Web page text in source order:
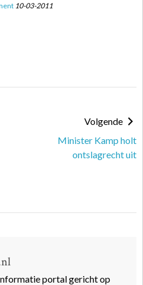
10-03-2011
Volgende
Minister Kamp holt
ontslagrecht uit
portal gericht op